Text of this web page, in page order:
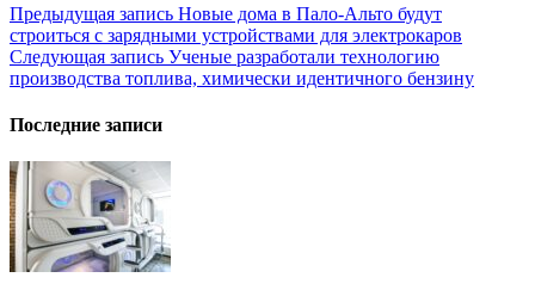
Навигация
по
записям
Предыдущая запись Новые дома в Пало-Альто будут
строиться с зарядными устройствами для электрокаров
Следующая запись Ученые разработали технологию
производства топлива, химически идентичного бензину
Последние записи